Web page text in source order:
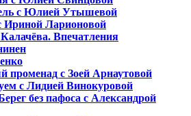
с Юлией Утышевой
Ириной Ларионовой
Впечатления
променад с Зоей Арнаутовой
с Лидией Винокуровой
без пафоса с Александрой